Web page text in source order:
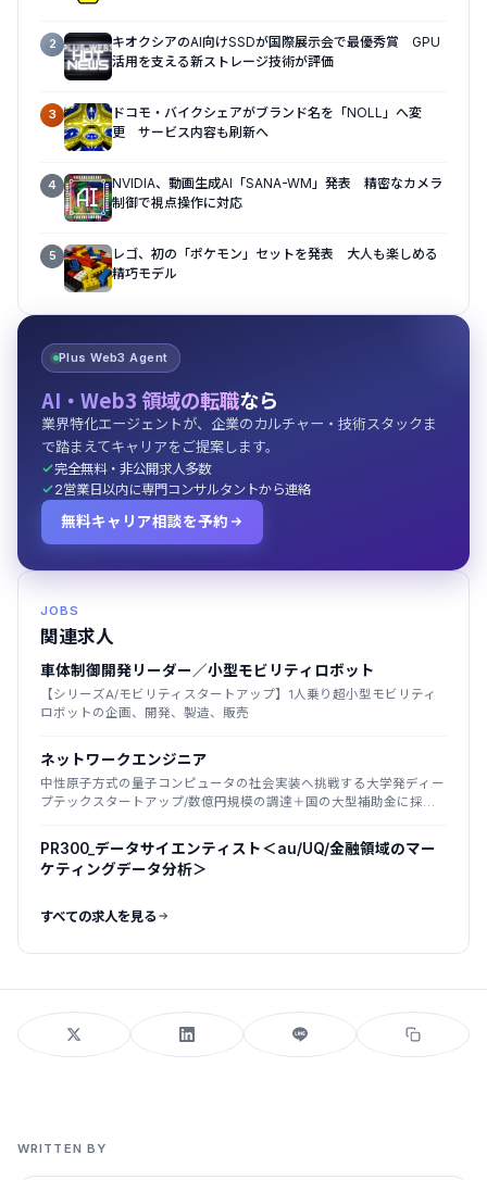
2
キオクシアのAI向けSSDが国際展示会で最優秀賞 GPU
活用を支える新ストレージ技術が評価
3
ドコモ・バイクシェアがブランド名を「NOLL」へ変
更 サービス内容も刷新へ
4
NVIDIA、動画生成AI「SANA-WM」発表 精密なカメラ
制御で視点操作に対応
5
レゴ、初の「ポケモン」セットを発表 大人も楽しめる
精巧モデル
Plus Web3 Agent
AI・Web3 領域の転職なら
業界特化エージェントが、企業のカルチャー・技術スタックま
で踏まえてキャリアをご提案します。
完全無料・非公開求人多数
2営業日以内に専門コンサルタントから連絡
無料キャリア相談を予約
JOBS
関連求人
車体制御開発リーダー／小型モビリティロボット
【シリーズA/モビリティスタートアップ】1人乗り超小型モビリティ
ロボットの企画、開発、製造、販売
ネットワークエンジニア
中性原子方式の量子コンピュータの社会実装へ挑戦する大学発ディー
プテックスタートアップ/数億円規模の調達＋国の大型補助金に採
PR300_データサイエンティスト＜au/UQ/金融領域のマー
ケティングデータ分析＞
すべての求人を見る
WRITTEN BY